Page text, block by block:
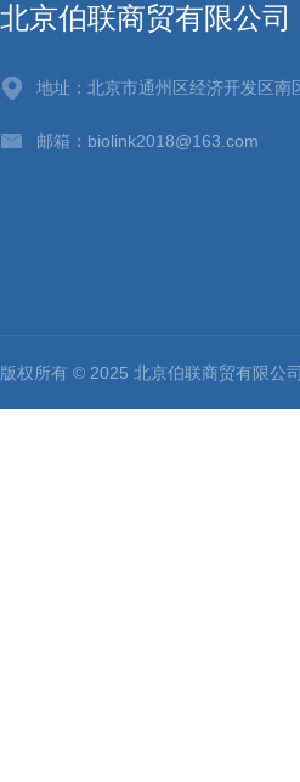
北京伯联商贸有限公司
地址：北京市通州区经济开发区南
邮箱：biolink2018@163.com
版权所有 © 2025 北京伯联商贸有限